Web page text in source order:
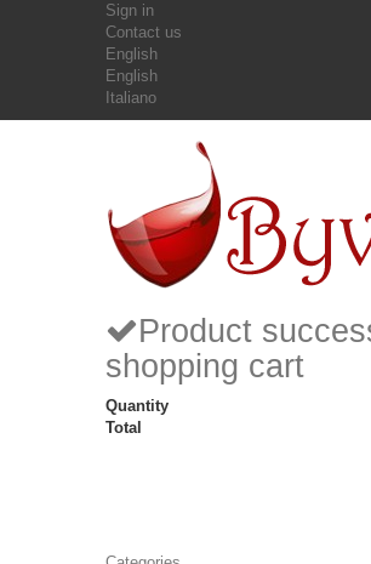
Sign in
Contact us
English
English
Italiano
Product
shopping cart
Quantity
Total